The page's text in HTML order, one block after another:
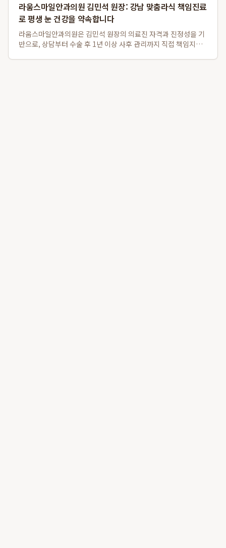
라움스마일안과의원 김민석 원장: 강남 맞춤라식 책임진료
로 평생 눈 건강을 약속합니다
라움스마일안과의원은 김민석 원장의 의료진 자격과 진정성을 기
반으로, 상담부터 수술 후 1년 이상 사후 관리까지 직접 책임지는